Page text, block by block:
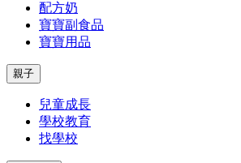
配方奶
寶寶副食品
寶寶用品
親子
兒童成長
學校教育
找學校